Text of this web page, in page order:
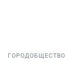
ГОРОДОБЩЕСТВО